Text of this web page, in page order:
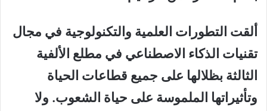
ألقت التطورات العلمية والتكنولوجية في مجال
تقنيات الذكاء الاصطناعي في مطلع الألفية
الثالثة بظلالها على جميع قطاعات الحياة
وتأثيراتها الملموسة على حياة الشعوب. ولا